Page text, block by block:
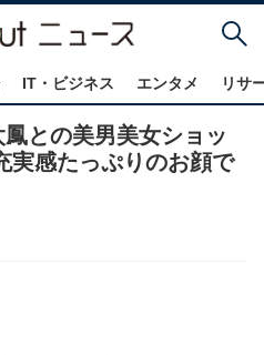
IT・ビジネス エンタメ リサ
との美男美女ショッ
実感たっぷりのお顔で